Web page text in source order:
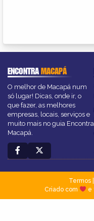
ENCONTRAMACAPÁ
O melhor de Macapá num
só lugar! Dicas, onde ir, o
que fazer, as melhores
empresas, locais, serviços e
muito mais no guia Encontra
Macapá.
Termos|
Criado com
e